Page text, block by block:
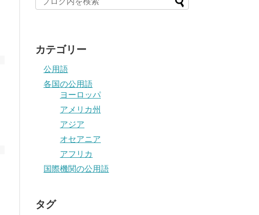
カテゴリー
公用語
各国の公用語
ヨーロッパ
アメリカ州
アジア
オセアニア
アフリカ
国際機関の公用語
タグ